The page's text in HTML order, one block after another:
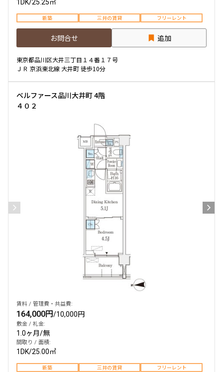
1DK/25.25㎡
新築 三井の賃貸 フリーレント
お問合せ 追加
東京都品川区大井三丁目１４番１７号
ＪＲ 京浜東北線 大井町 徒歩10分
ベルファース品川大井町 4階
４０２
賃料 / 管理費・共益費:
164,000円/10,000円
敷金 / 礼金:
1.0ヶ月/無
間取り / 面積:
1DK/25.00㎡
新築 三井の賃貸 フリーレント